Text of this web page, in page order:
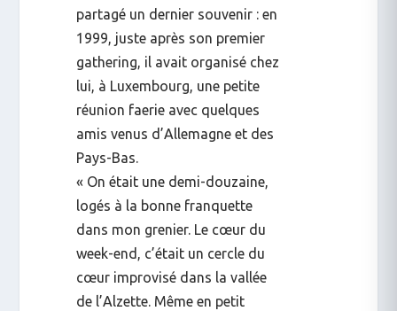
partagé un dernier souvenir : en
1999, juste après son premier
gathering, il avait organisé chez
lui, à Luxembourg, une petite
réunion faerie avec quelques
amis venus d’Allemagne et des
Pays-Bas.
« On était une demi-douzaine,
logés à la bonne franquette
dans mon grenier. Le cœur du
week-end, c’était un cercle du
cœur improvisé dans la vallée
de l’Alzette. Même en petit